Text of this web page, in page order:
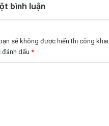
bình luận
sẽ không được hiển thị công khai.
đánh dấu *